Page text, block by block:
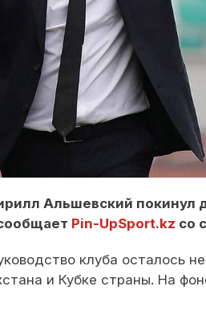
Альшевский покинул
Pin-UpSport.kz со
клуба осталось
и Кубке страны. На